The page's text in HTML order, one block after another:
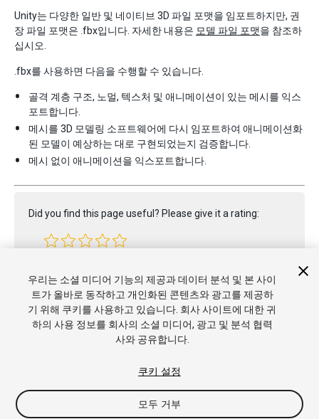
Unity는 다양한 일반 및 네이티브 3D 파일 포맷을 임포트하지만, 권
장 파일 포맷은 .fbx입니다. 자세한 내용은 모델 파일 포맷을 참조하
십시오.
.fbx를 사용하면 다음을 수행할 수 있습니다.
골격 계층 구조, 노멀, 텍스처 및 애니메이션이 있는 메시를 익스
포트합니다.
메시를 3D 모델링 소프트웨어에 다시 임포트하여 애니메이션화
된 모델이 예상하는 대로 구현되었는지 검증합니다.
메시 없이 애니메이션을 익스포트합니다.
Did you find this page useful? Please give it a rating:
Copyright © 2022 Unity Technologies. Publication 2023.2
우리는 소셜 미디어 기능의 제공과 데이터 분석 및 본 사이
트가 올바로 동작하고 개인화된 콘텐츠와 광고를 제공하
기 위해 쿠키를 사용하고 있습니다. 회사 사이트에 대한 귀
하의 사용 정보를 회사의 소셜 미디어, 광고 및 분석 협력
사와 공유합니다.
쿠키 설정
모두 거부